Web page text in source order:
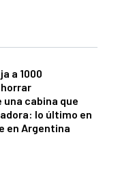
a 1000
cabina que
lo último en
en Argentina